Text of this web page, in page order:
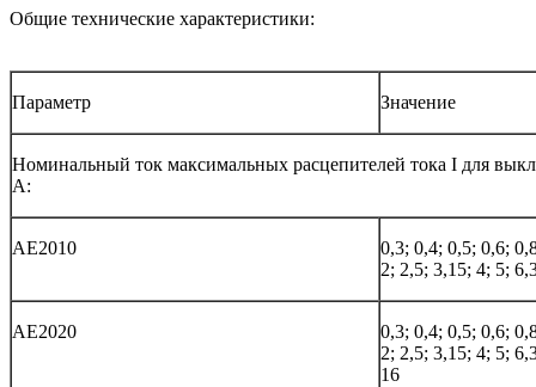
Общие технические характеристики:
Параметр Значение
Номинальный ток максимальных расцепителей тока I для
А:
АЕ2010
0,3; 0,4; 0,5; 0,6;
2; 2,5; 3,15; 4; 5;
АЕ2020
0,3; 0,4; 0,5; 0,6;
2; 2,5; 3,15; 4; 5;
16